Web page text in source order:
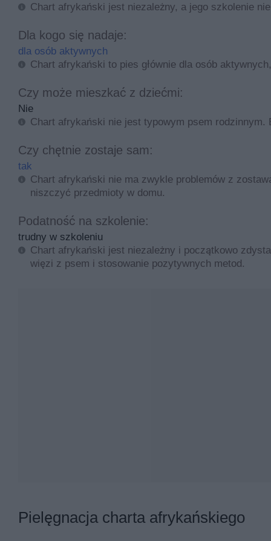
Chart afrykański jest niezależny, a jego szkolenie
Dla kogo się nadaje:
dla osób aktywnych
Chart afrykański to pies głównie dla osób
Czy może mieszkać z dziećmi:
Nie
Chart afrykański nie jest typowym psem
Czy chętnie zostaje sam:
tak
Chart afrykański nie ma zwykle problemów z
niszczyć przedmioty w domu.
Podatność na szkolenie:
trudny w szkoleniu
Chart afrykański jest niezależny i początkowo
więzi z psem i stosowanie pozytywnych metod.
Pielęgnacja charta afrykańskiego